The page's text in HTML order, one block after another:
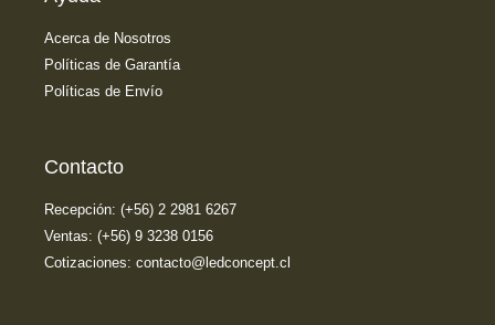
Acerca de Nosotros
Políticas de Garantía
Políticas de Envío
Contacto
Recepción: (+56) 2 2981 6267
Ventas: (+56) 9 3238 0156
Cotizaciones: contacto@ledconcept.cl